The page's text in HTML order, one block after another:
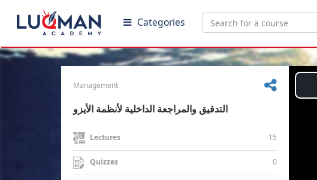
Categories
Management
التدقيق والمراجعة الداخلية لأنظمة الأيزو
Lectures 15
Quizzes 0